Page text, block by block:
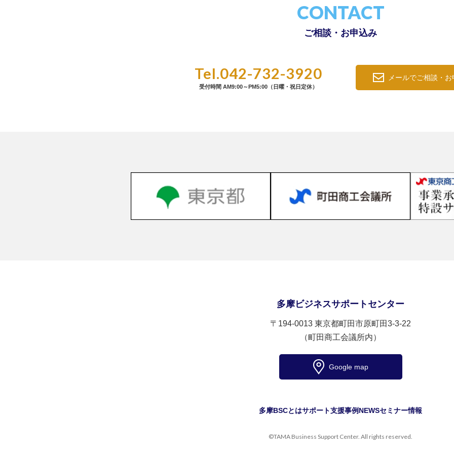
CONTACT
ご相談・お申込み
Tel.042-732-3920
受付時間 AM9:00～PM5:00（日曜・祝日定休）
メールでご相談・お
多摩ビジネスサポートセンター
〒194-0013 東京都町田市原町田3-3-22
（町田商工会議所内）
Google map
多摩BSCとはサポート支援事例NEWSセミナー情報
©TAMA Business Support Center. All rights reserved.